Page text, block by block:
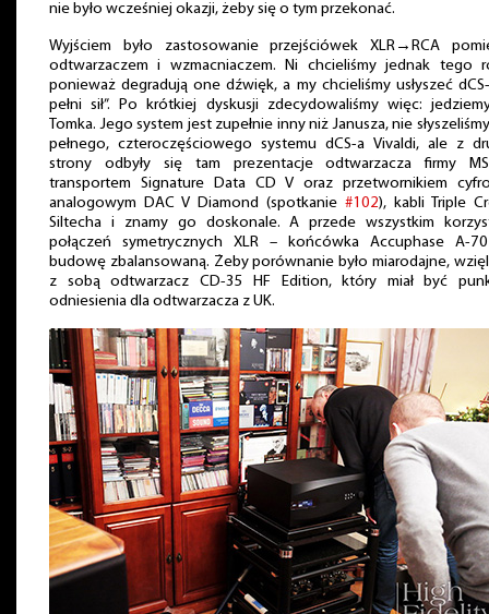
nie było wcześniej okazji, żeby się o tym przekonać.
Wyjściem było zastosowanie przejściówek XLR→RCA
odtwarzaczem i wzmacniaczem. Ni chcieliśmy jednak tego
ponieważ degradują one dźwięk, a my chcieliśmy usłyszeć
pełni sił”. Po krótkiej dyskusji zdecydowaliśmy więc:
Tomka. Jego system jest zupełnie inny niż Janusza, nie
pełnego, czteroczęściowego systemu dCS-a Vivaldi, ale z
strony odbyły się tam prezentacje odtwarzacza firmy
transportem Signature Data CD V oraz przetwornikiem
analogowym DAC V Diamond (spotkanie #102), kabli Triple
Siltecha i znamy go doskonale. A przede wszystkim
połączeń symetrycznych XLR – końcówka Accuphase A-
budowę zbalansowaną. Żeby porównanie było miarodajne,
z sobą odtwarzacz CD-35 HF Edition, który miał być
odniesienia dla odtwarzacza z UK.